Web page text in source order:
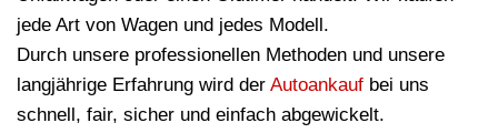
jede Art von Wagen und jedes Modell.
Durch unsere professionellen Methoden und unsere
langjährige Erfahrung wird der Autoankauf bei uns
schnell, fair, sicher und einfach abgewickelt.